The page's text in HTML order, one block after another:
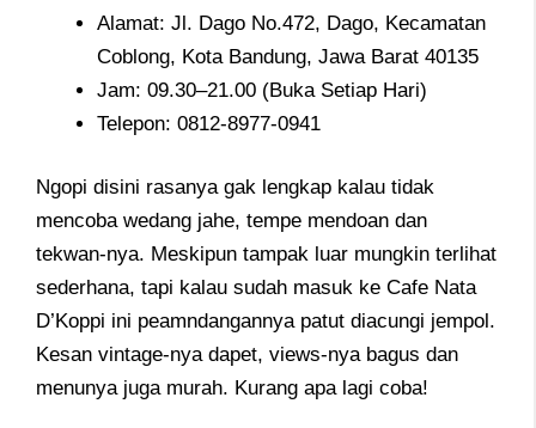
Alamat: Jl. Dago No.472, Dago, Kecamatan
Coblong, Kota Bandung, Jawa Barat 40135
Jam: 09.30–21.00 (Buka Setiap Hari)
Telepon: 0812-8977-0941
Ngopi disini rasanya gak lengkap kalau tidak
mencoba wedang jahe, tempe mendoan dan
tekwan-nya. Meskipun tampak luar mungkin terlihat
sederhana, tapi kalau sudah masuk ke Cafe Nata
D’Koppi ini peamndangannya patut diacungi jempol.
Kesan vintage-nya dapet, views-nya bagus dan
menunya juga murah. Kurang apa lagi coba!